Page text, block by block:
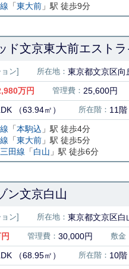
「東大前 」駅 徒歩9分
ン] 所在地： 東京都文京区向
万円 管理費： 25,600円
（63.94㎡） 所在階： 11階
「本駒込 」駅 徒歩4分
「東大前 」駅 徒歩5分
田線 「白山 」駅 徒歩6分
ン文京白山
ン] 所在地： 東京都文京区白
管理費： 30,000円 敷金
（68.95㎡） 所在階： 10階